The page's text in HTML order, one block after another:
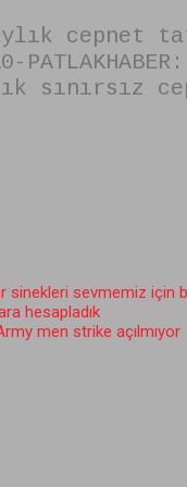
cepnet
sınırsız
ne olur
sinekleri sevmemiz için
hesapladık
men strike açılmıyor